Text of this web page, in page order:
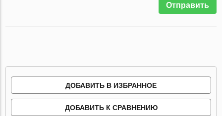
Отправить
ДОБАВИТЬ В ИЗБРАННОЕ
ДОБАВИТЬ К СРАВНЕНИЮ